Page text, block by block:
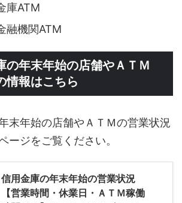
庫ATM
融機関ATM
の年末年始の店舗やＡＴＭ
情報はこちら
末年始の店舗やＡＴＭの営業状況
ージをご覧ください。
信用金庫の年末年始の営業状況
【営業時間・休業日・ＡＴＭ稼働